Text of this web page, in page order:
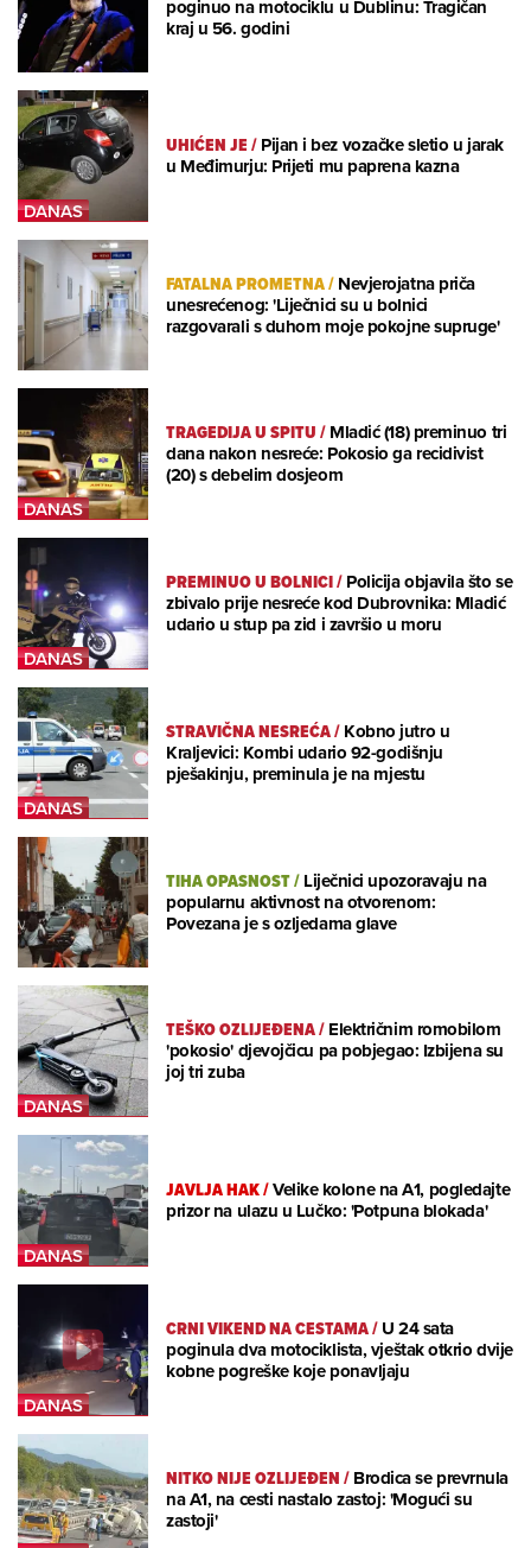
poginuo na motociklu u Dublinu: Tragičan
kraj u 56. godini
UHIĆEN JE/Pijan i bez vozačke sletio u jarak
u Međimurju: Prijeti mu paprena kazna
FATALNA PROMETNA/Nevjerojatna priča
unesrećenog: 'Liječnici su u bolnici
razgovarali s duhom moje pokojne supruge'
TRAGEDIJA U SPITU/Mladić (18) preminuo tri
dana nakon nesreće: Pokosio ga recidivist
(20) s debelim dosjeom
PREMINUO U BOLNICI/Policija objavila što se
zbivalo prije nesreće kod Dubrovnika: Mladić
udario u stup pa zid i završio u moru
STRAVIČNA NESREĆA/Kobno jutro u
Kraljevici: Kombi udario 92-godišnju
pješakinju, preminula je na mjestu
TIHA OPASNOST/Liječnici upozoravaju na
popularnu aktivnost na otvorenom:
Povezana je s ozljedama glave
TEŠKO OZLIJEĐENA/Električnim romobilom
'pokosio' djevojčicu pa pobjegao: Izbijena su
joj tri zuba
JAVLJA HAK/Velike kolone na A1, pogledajte
prizor na ulazu u Lučko: 'Potpuna blokada'
CRNI VIKEND NA CESTAMA/U 24 sata
poginula dva motociklista, vještak otkrio dvije
kobne pogreške koje ponavljaju
NITKO NIJE OZLIJEĐEN/Brodica se prevrnula
na A1, na cesti nastalo zastoj: 'Mogući su
zastoji'